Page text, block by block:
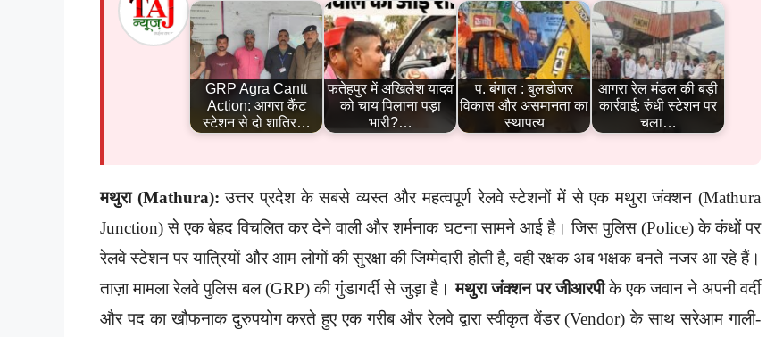
GRP Agra Cantt
Action: आगरा कैंट
स्टेशन से दो शातिर…
फतेहपुर में अखिलेश यादव
को चाय पिलाना पड़ा
भारी?…
प. बंगाल : बुलडोजर
विकास और असमानता का
स्थापत्य
आगरा रेल मंडल की बड़ी
कार्रवाई: रुंधी स्टेशन पर
चला…
मथुरा (Mathura): उत्तर प्रदेश के सबसे व्यस्त और महत्वपूर्ण रेलवे स्टेशनों में से एक मथुरा जंक्शन (Mathura
Junction) से एक बेहद विचलित कर देने वाली और शर्मनाक घटना सामने आई है। जिस पुलिस (Police) के कंधों पर
रेलवे स्टेशन पर यात्रियों और आम लोगों की सुरक्षा की जिम्मेदारी होती है, वही रक्षक अब भक्षक बनते नजर आ रहे हैं।
ताज़ा मामला रेलवे पुलिस बल (GRP) की गुंडागर्दी से जुड़ा है।मथुरा जंक्शन पर जीआरपीके एक जवान ने अपनी वर्दी
और पद का खौफनाक दुरुपयोग करते हुए एक गरीब और रेलवे द्वारा स्वीकृत वेंडर (Vendor) के साथ सरेआम गाली-